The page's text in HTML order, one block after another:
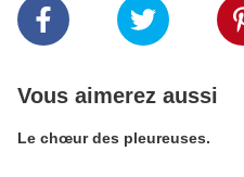
Vous aimerez aussi
Le chœur des pleureuses.